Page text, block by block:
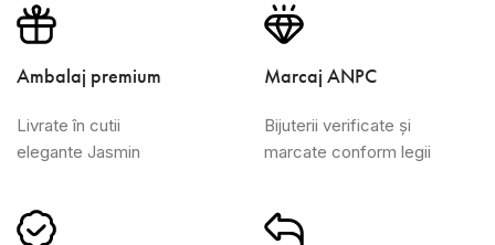
Ambalaj premium
Livrate în cutii
elegante Jasmin
Marcaj ANPC
Bijuterii verificate și
marcate conform legii